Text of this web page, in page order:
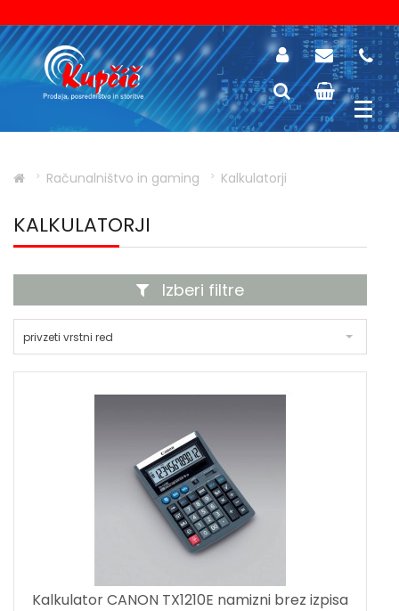
Računalništvo in gaming Kalkulatorji
KALKULATORJI
Izberi filtre
privzeti vrstni red
Kalkulator CANON TX1210E namizni brez izpisa